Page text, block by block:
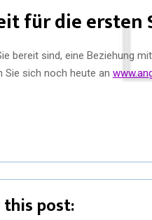
für die ersten
bereit sind, eine Beziehung
Sie sich noch heute an
this post: